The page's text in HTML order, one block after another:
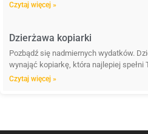
Czytaj więcej »
Dzierżawa kopiarki
Pozbądź się nadmiernych wydatków.
wynająć kopiarkę, która najlepiej spełni
Czytaj więcej »